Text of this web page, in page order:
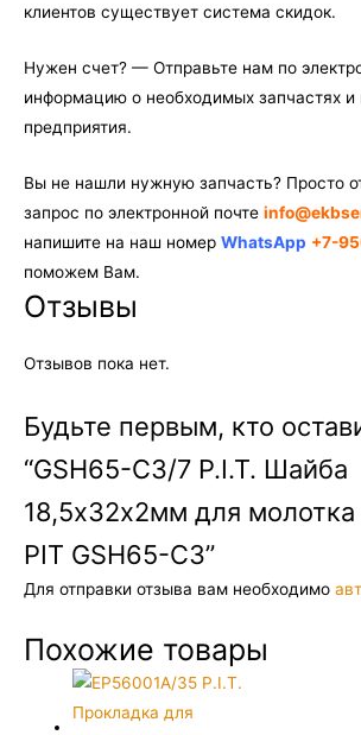
клиентов существует система скидок.
Нужен счет? — Отправьте нам по
информацию о необходимых запчастях и
предприятия.
Вы не нашли нужную запчасть? Просто
запрос по электронной почте
напишите на наш номер WhatsApp +7-
поможем Вам.
Отзывы
Отзывов пока нет.
Будьте первым, кто
“GSH65-C3/7 P.I.T. Шайба
18,5х32х2мм для молотка
PIT GSH65-C3”
Для отправки отзыва вам необходимо
Похожие товары